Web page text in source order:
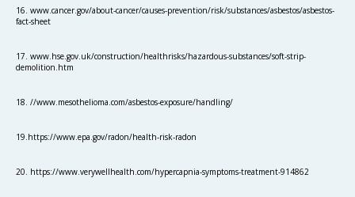
16. www.cancer.gov/about-cancer/causes-prevention/risk/substances/asbestos/asbestos-
fact-sheet
17. www.hse.gov.uk/construction/healthrisks/hazardous-substances/soft-strip-
demolition.htm
18. //www.mesothelioma.com/asbestos-exposure/handling/
19.https://www.epa.gov/radon/health-risk-radon
20. https://www.verywellhealth.com/hypercapnia-symptoms-treatment-914862